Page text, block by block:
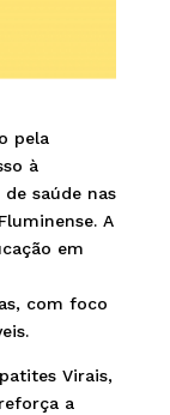
pela
à
saúde nas
A
em
com foco
Virais,
a